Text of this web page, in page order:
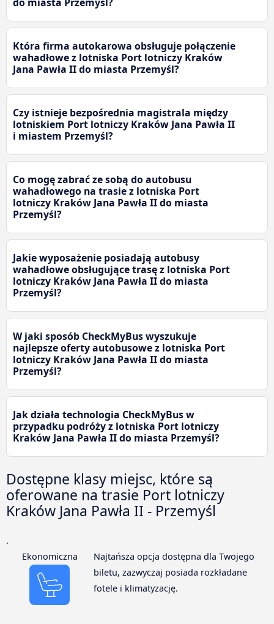
do miasta Przemyśl?
Która firma autokarowa obsługuje połączenie
wahadłowe z lotniska Port lotniczy Kraków
Jana Pawła II do miasta Przemyśl?
Czy istnieje bezpośrednia magistrala między
lotniskiem Port lotniczy Kraków Jana Pawła II
i miastem Przemyśl?
Co mogę zabrać ze sobą do autobusu
wahadłowego na trasie z lotniska Port
lotniczy Kraków Jana Pawła II do miasta
Przemyśl?
Jakie wyposażenie posiadają autobusy
wahadłowe obsługujące trasę z lotniska Port
lotniczy Kraków Jana Pawła II do miasta
Przemyśl?
W jaki sposób CheckMyBus wyszukuje
najlepsze oferty autobusowe z lotniska Port
lotniczy Kraków Jana Pawła II do miasta
Przemyśl?
Jak działa technologia CheckMyBus w
przypadku podróży z lotniska Port lotniczy
Kraków Jana Pawła II do miasta Przemyśl?
Dostępne klasy miejsc, które są
oferowane na trasie Port lotniczy
Kraków Jana Pawła II - Przemyśl
.
Ekonomiczna
Najtańsza opcja dostępna dla Twojego
biletu, zazwyczaj posiada rozkładane
fotele i klimatyzację.